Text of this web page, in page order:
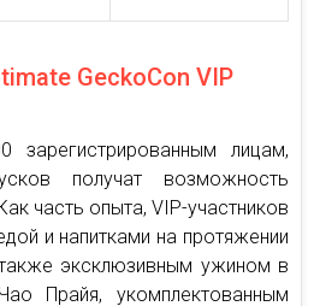
GeckoCon VIP
зарегистрированным лицам,
получат возможность
часть опыта, VIP-участников
и напитками на протяжении
эксклюзивным ужином в
Прайя, укомплектованным